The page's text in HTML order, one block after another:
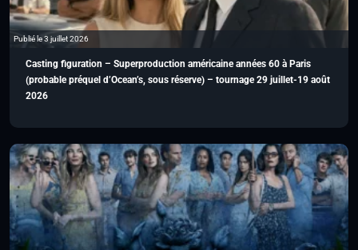
Publié le 3 juillet 2026
Casting figuration – Superproduction américaine années 60 à Paris
(probable préquel d’Ocean’s, sous réserve) – tournage 29 juillet-19 août
2026